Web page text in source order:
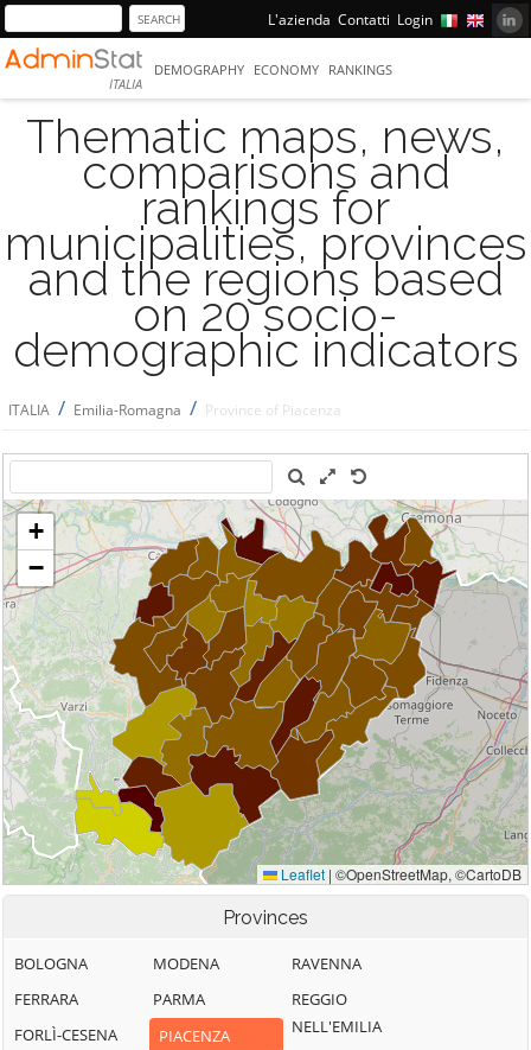
L'azienda Contatti Login
ITALIA
DEMOGRAPHY ECONOMY RANKINGS
Thematic maps, news,
comparisons and
rankings for
municipalities, provinces
and the regions based
on 20 socio-
demographic indicators
ITALIA / Emilia-Romagna / Province of Piacenza
Provinces
BOLOGNA
FERRARA
FORLÌ-CESENA
MODENA
PARMA
PIACENZA
RAVENNA
REGGIO
NELL'EMILIA